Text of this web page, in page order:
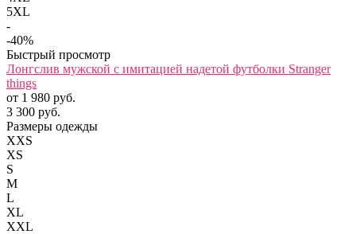
5XL
-
-40%
Быстрый просмотр
Лонгслив мужской с имитацией надетой футболки Stranger
things
от 1 980 руб.
3 300 руб.
Размеры одежды
XXS
XS
S
M
L
XL
XXL